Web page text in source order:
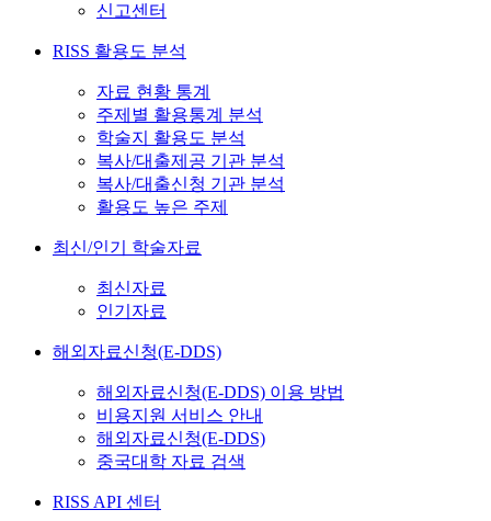
신고센터
RISS 활용도 분석
자료 현황 통계
주제별 활용통계 분석
학술지 활용도 분석
복사/대출제공 기관 분석
복사/대출신청 기관 분석
활용도 높은 주제
최신/인기 학술자료
최신자료
인기자료
해외자료신청(E-DDS)
해외자료신청(E-DDS) 이용 방법
비용지원 서비스 안내
해외자료신청(E-DDS)
중국대학 자료 검색
RISS API 센터